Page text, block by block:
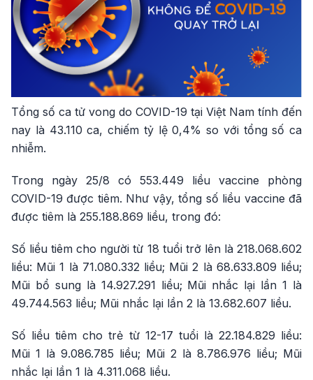
Tổng số ca tử vong do COVID-19 tại Việt Nam tính đến
nay là 43.110 ca, chiếm tỷ lệ 0,4% so với tổng số ca
nhiễm.
Trong ngày 25/8 có 553.449 liều vaccine phòng
COVID-19 được tiêm. Như vậy, tổng số liều vaccine đã
được tiêm là 255.188.869 liều, trong đó:
Số liều tiêm cho người từ 18 tuổi trở lên là 218.068.602
liều: Mũi 1 là 71.080.332 liều; Mũi 2 là 68.633.809 liều;
Mũi bổ sung là 14.927.291 liều; Mũi nhắc lại lần 1 là
49.744.563 liều; Mũi nhắc lại lần 2 là 13.682.607 liều.
Số liều tiêm cho trẻ từ 12-17 tuổi là 22.184.829 liều:
Mũi 1 là 9.086.785 liều; Mũi 2 là 8.786.976 liều; Mũi
nhắc lại lần 1 là 4.311.068 liều.